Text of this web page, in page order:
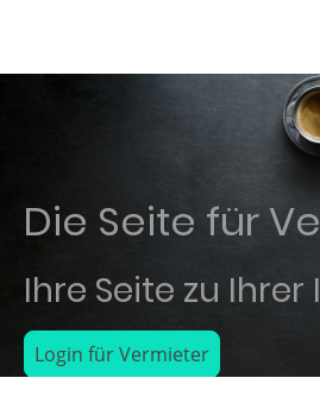
Die Seite für
Ihre Seite zu
Login für Vermieter